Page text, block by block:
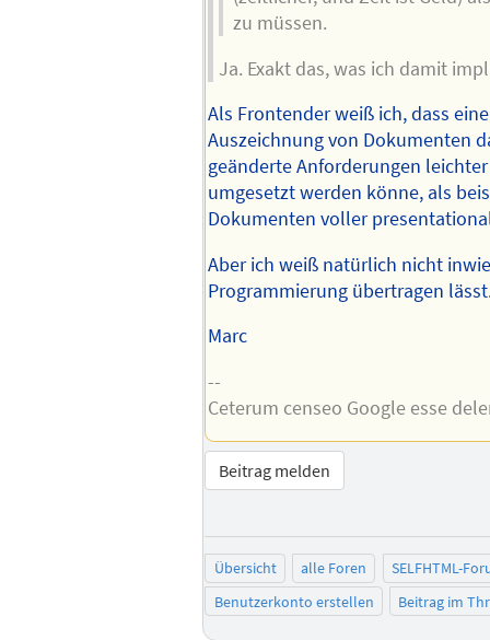
zu müssen.
Ja. Exakt das, was ich damit
Als Frontender weiß ich, dass
Auszeichnung von Dokumenten
geänderte Anforderungen
umgesetzt werden könne, als
Dokumenten voller
Aber ich weiß natürlich nicht
Programmierung übertragen
Marc
--
Ceterum censeo Google esse
Beitrag melden
Übersicht alle Foren
SELFHTML-
Benutzerkonto erstellen
Beitrag im